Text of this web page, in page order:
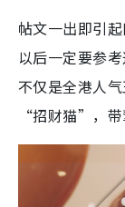
帖文一出即引
以后一定要参
不仅是全港人
“招财猫”，带